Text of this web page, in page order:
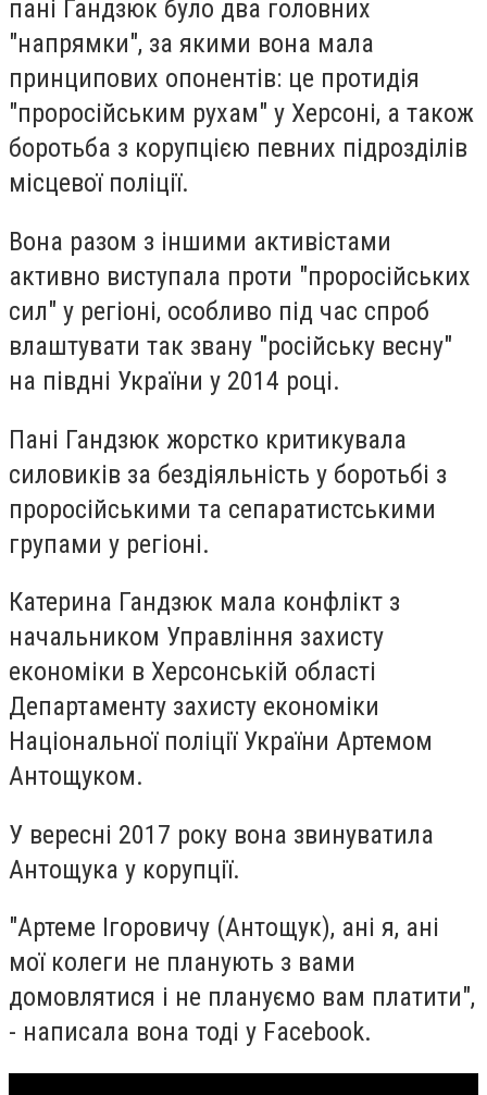
пані Гандзюк було два головних
"напрямки", за якими вона мала
принципових опонентів: це протидія
"проросійським рухам" у Херсоні, а також
боротьба з корупцією певних підрозділів
місцевої поліції.
Вона разом з іншими активістами
активно виступала проти "проросійських
сил" у регіоні, особливо під час спроб
влаштувати так звану "російську весну"
на півдні України у 2014 році.
Пані Гандзюк жорстко критикувала
силовиків за бездіяльність у боротьбі з
проросійськими та сепаратистськими
групами у регіоні.
Катерина Гандзюк мала конфлікт з
начальником Управління захисту
економіки в Херсонській області
Департаменту захисту економіки
Національної поліції України Артемом
Антощуком.
У вересні 2017 року вона звинуватила
Антощука у корупції.
"Артеме Ігоровичу (Антощук), ані я, ані
мої колеги не планують з вами
домовлятися і не плануємо вам платити",
- написала вона тоді у Facebook.